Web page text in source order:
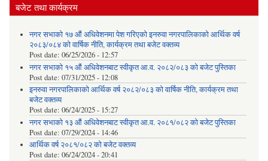
बजेट तथा कार्यक्रम
नगर सभाको १७ औं अधिवेशनमा पेश गरिएको इनरुवा नगरपालिकाको आर्थिक वर्ष
२०८३/०८४ को वार्षिक नीति, कार्यक्रम तथा बजेट वक्तव्य
Post date: 06/25/2026 - 12:57
नगर सभाको १५ औं अधिवेशनबाट स्वीकृत आ.व. २०८२/०८३ को बजेट पुस्तिका
Post date: 07/31/2025 - 12:08
इनरुवा नगरपालिकाको आर्थिक वर्ष २०८२/०८३ को वार्षिक नीति, कार्यक्रम तथा
बजेट वक्तव्य
Post date: 06/24/2025 - 15:27
नगर सभाको १३ औं अधिवेशनबाट स्वीकृत आ.व. २०८१/०८२ को बजेट पुस्तिका
Post date: 07/29/2024 - 14:46
आर्थिक वर्ष २०८१/०८२ को बजेट वक्तव्य
Post date: 06/24/2024 - 20:41